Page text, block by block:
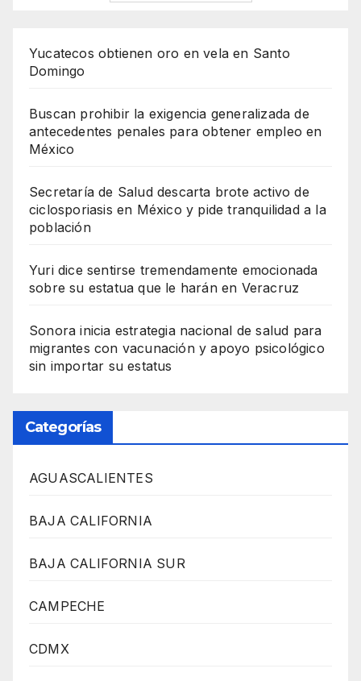
Yucatecos obtienen oro en vela en Santo
Domingo
Buscan prohibir la exigencia generalizada de
antecedentes penales para obtener empleo en
México
Secretaría de Salud descarta brote activo de
ciclosporiasis en México y pide tranquilidad a la
población
Yuri dice sentirse tremendamente emocionada
sobre su estatua que le harán en Veracruz
Sonora inicia estrategia nacional de salud para
migrantes con vacunación y apoyo psicológico
sin importar su estatus
Categorías
AGUASCALIENTES
BAJA CALIFORNIA
BAJA CALIFORNIA SUR
CAMPECHE
CDMX